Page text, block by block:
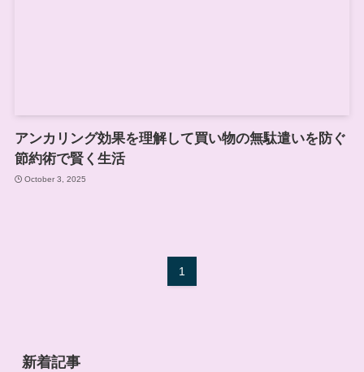
アンカリング効果を理解して買い物の無駄遣いを防ぐ
節約術で賢く生活
October 3, 2025
1
新着記事